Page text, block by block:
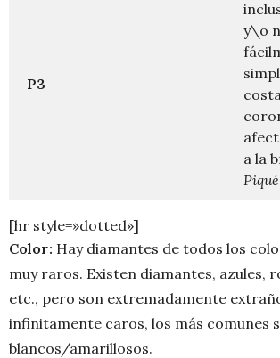
P3
y\o
a la
[hr style=»dotted»]
Color: Hay diamantes de todos los
muy raros. Existen diamantes, azules,
etc., pero son extremadamente
infinitamente caros, los más comunes
blancos/amarillosos.